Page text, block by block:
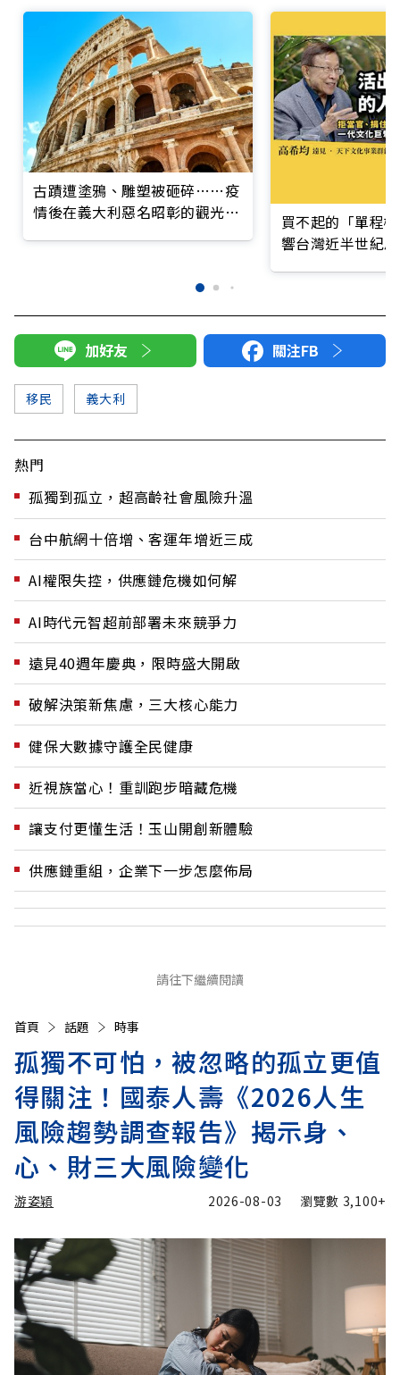
古蹟遭塗鴉、雕塑被砸碎……疫
情後在義大利惡名昭彰的觀光客
買不起的「單程
響台灣近半世紀
加好友 關注FB
移民 義大利
熱門
孤獨到孤立，超高齡社會風險升溫
台中航網十倍增、客運年增近三成
AI權限失控，供應鏈危機如何解
AI時代元智超前部署未來競爭力
遠見40週年慶典，限時盛大開啟
破解決策新焦慮，三大核心能力
健保大數據守護全民健康
近視族當心！重訓跑步暗藏危機
讓支付更懂生活！玉山開創新體驗
供應鏈重組，企業下一步怎麼佈局
請往下繼續閱讀
首頁 話題 時事
孤獨不可怕，被忽略的孤立更值
得關注！國泰人壽《2026人生
風險趨勢調查報告》揭示身、
心、財三大風險變化
游姿穎 2026-08-03 瀏覽數 3,100+